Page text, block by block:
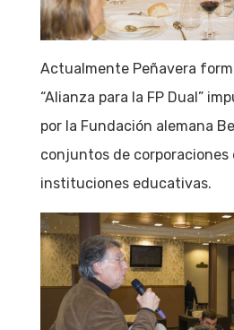
Actualmente Peñavera
“Alianza para la FP Dual”
por la Fundación alemana
conjuntos de corporaciones
instituciones educativas.